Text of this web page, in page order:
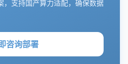
，支持国产算力适配，确保数据
咨询部署